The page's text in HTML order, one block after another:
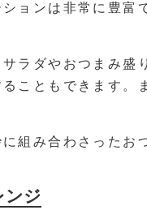
ョンは非常に豊富
ラダやおつまみ盛
こともできます。
組み合わさったお
ンジ